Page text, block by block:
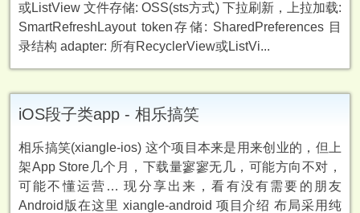
或ListView 文件存储: OSS(sts方式) 下拉刷新，上拉加载:
SmartRefreshLayout token存储: SharedPreferences 目
录结构 adapter: 所有RecyclerView或ListVi...
iOS段子类app - 相乐搞笑
相乐搞笑(xiangle-ios) 这个项目本来是用来创业的，但上
架App Store几个月，下载量寥寥无几，可能方向不对，
可能不懂运营… 现分享出来，看有没有需要的朋友
Android版在这里 xiangle-android 项目介绍 布局采用纯